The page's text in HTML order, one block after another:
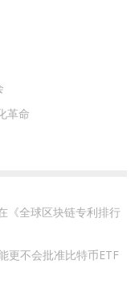
革命
《全球区块链专利排行
更不会批准比特币ETF